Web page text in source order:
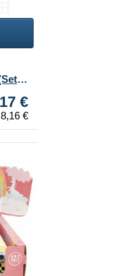
€
8,16 €